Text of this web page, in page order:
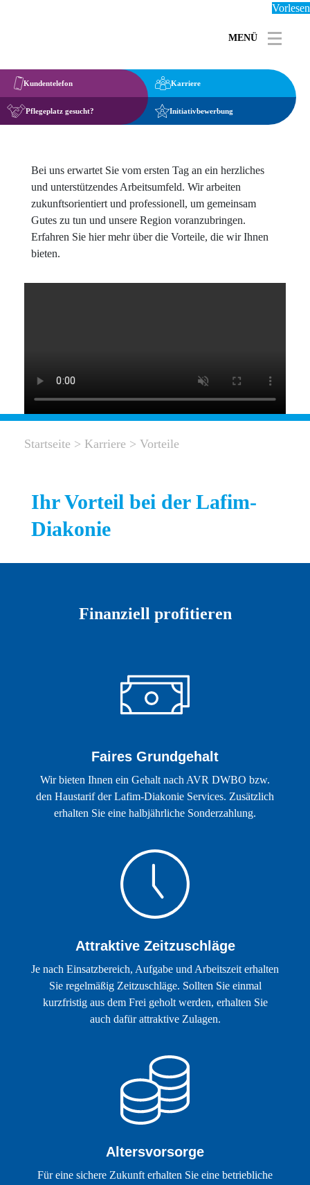
Vorlesen
MENÜ Toggle
Kundentelefon
Pflegeplatz gesucht?
Karriere
Initiativbewerbung
Bei uns erwartet Sie vom ersten Tag an ein herzliches
und unterstützendes Arbeitsumfeld. Wir arbeiten
zukunftsorientiert und professionell, um gemeinsam
Gutes zu tun und unsere Region voranzubringen.
Erfahren Sie hier mehr über die Vorteile, die wir Ihnen
bieten.
Startseite > Karriere > Vorteile
Ihr Vorteil bei der Lafim-
Diakonie
Finanziell profitieren
Faires Grundgehalt
Wir bieten Ihnen ein Gehalt nach AVR DWBO bzw.
den Haustarif der Lafim-Diakonie Services. Zusätzlich
erhalten Sie eine halbjährliche Sonderzahlung.
Attraktive Zeitzuschläge
Je nach Einsatzbereich, Aufgabe und Arbeitszeit erhalten
Sie regelmäßig Zeitzuschläge. Sollten Sie einmal
kurzfristig aus dem Frei geholt werden, erhalten Sie
auch dafür attraktive Zulagen.
Altersvorsorge
Für eine sichere Zukunft erhalten Sie eine betriebliche